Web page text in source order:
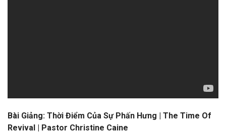
Bài Giảng: Thời Điểm Của Sự Phấn Hưng | The Time Of
Revival | Pastor Christine Caine